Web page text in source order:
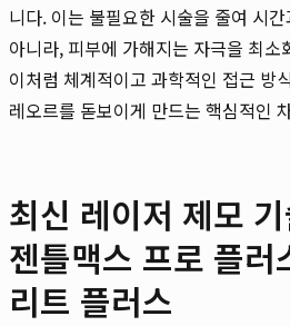
니다. 이는 불필요한 시술을 줄여 시
아니라, 피부에 가해지는 자극을 최
이처럼 체계적이고 과학적인 접근 방
레오르를 돋보이게 만드는 핵심적인
최신 레이저 제모
젠틀맥스 프로 플러
리트 플러스